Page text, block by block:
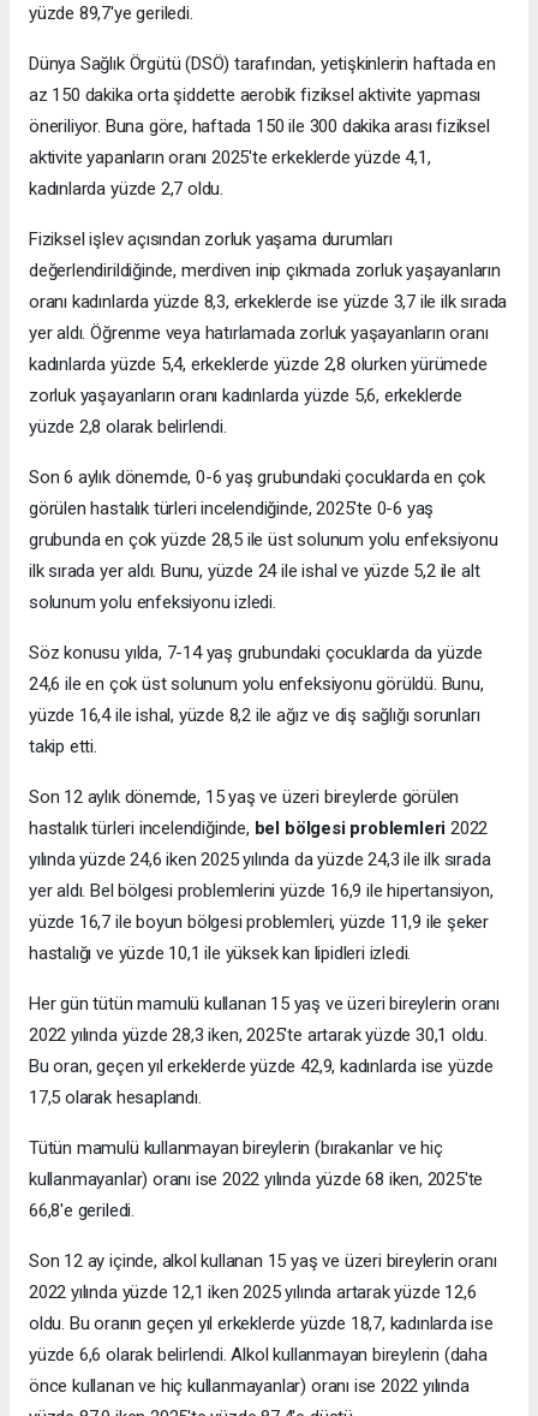
yüzde 89,7'ye geriledi.
Dünya Sağlık Örgütü (DSÖ) tarafından, yetişkinlerin haftada en
az 150 dakika orta şiddette aerobik fiziksel aktivite yapması
öneriliyor. Buna göre, haftada 150 ile 300 dakika arası fiziksel
aktivite yapanların oranı 2025'te erkeklerde yüzde 4,1,
kadınlarda yüzde 2,7 oldu.
Fiziksel işlev açısından zorluk yaşama durumları
değerlendirildiğinde, merdiven inip çıkmada zorluk yaşayanların
oranı kadınlarda yüzde 8,3, erkeklerde ise yüzde 3,7 ile ilk sırada
yer aldı. Öğrenme veya hatırlamada zorluk yaşayanların oranı
kadınlarda yüzde 5,4, erkeklerde yüzde 2,8 olurken yürümede
zorluk yaşayanların oranı kadınlarda yüzde 5,6, erkeklerde
yüzde 2,8 olarak belirlendi.
Son 6 aylık dönemde, 0-6 yaş grubundaki çocuklarda en çok
görülen hastalık türleri incelendiğinde, 2025'te 0-6 yaş
grubunda en çok yüzde 28,5 ile üst solunum yolu enfeksiyonu
ilk sırada yer aldı. Bunu, yüzde 24 ile ishal ve yüzde 5,2 ile alt
solunum yolu enfeksiyonu izledi.
Söz konusu yılda, 7-14 yaş grubundaki çocuklarda da yüzde
24,6 ile en çok üst solunum yolu enfeksiyonu görüldü. Bunu,
yüzde 16,4 ile ishal, yüzde 8,2 ile ağız ve diş sağlığı sorunları
takip etti.
Son 12 aylık dönemde, 15 yaş ve üzeri bireylerde görülen
hastalık türleri incelendiğinde, bel bölgesi problemleri 2022
yılında yüzde 24,6 iken 2025 yılında da yüzde 24,3 ile ilk sırada
yer aldı. Bel bölgesi problemlerini yüzde 16,9 ile hipertansiyon,
yüzde 16,7 ile boyun bölgesi problemleri, yüzde 11,9 ile şeker
hastalığı ve yüzde 10,1 ile yüksek kan lipidleri izledi.
Her gün tütün mamulü kullanan 15 yaş ve üzeri bireylerin oranı
2022 yılında yüzde 28,3 iken, 2025'te artarak yüzde 30,1 oldu.
Bu oran, geçen yıl erkeklerde yüzde 42,9, kadınlarda ise yüzde
17,5 olarak hesaplandı.
Tütün mamulü kullanmayan bireylerin (bırakanlar ve hiç
kullanmayanlar) oranı ise 2022 yılında yüzde 68 iken, 2025'te
66,8'e geriledi.
Son 12 ay içinde, alkol kullanan 15 yaş ve üzeri bireylerin oranı
2022 yılında yüzde 12,1 iken 2025 yılında artarak yüzde 12,6
oldu. Bu oranın geçen yıl erkeklerde yüzde 18,7, kadınlarda ise
yüzde 6,6 olarak belirlendi. Alkol kullanmayan bireylerin (daha
önce kullanan ve hiç kullanmayanlar) oranı ise 2022 yılında